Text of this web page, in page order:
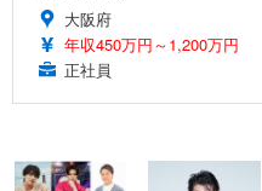
大阪府
年収450万円～1,200万円
正社員